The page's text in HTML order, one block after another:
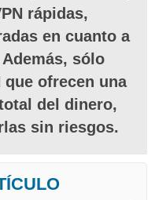
rápidas,
en cuanto a
sólo
que ofrecen una
del dinero,
sin riesgos.